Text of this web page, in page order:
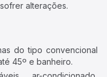
alterações.
do tipo convencional
45º e banheiro.